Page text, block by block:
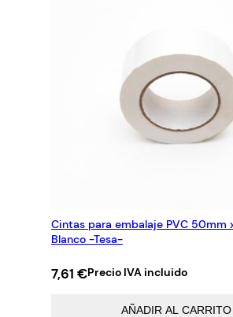
Cintas para embalaje PVC 50mm
Blanco -Tesa-
7,61 €Precio IVA incluido
AÑADIR AL CARRITO